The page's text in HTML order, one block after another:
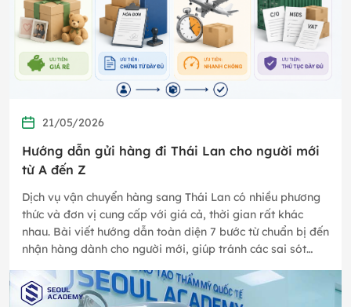
21/05/2026
Hướng dẫn gửi hàng đi Thái Lan cho người mới
từ A đến Z
Dịch vụ vận chuyển hàng sang Thái Lan có nhiều phương
thức và đơn vị cung cấp với giá cả, thời gian rất khác
nhau. Bài viết hướng dẫn toàn diện 7 bước từ chuẩn bị đến
nhận hàng dành cho người mới, giúp tránh các sai sót